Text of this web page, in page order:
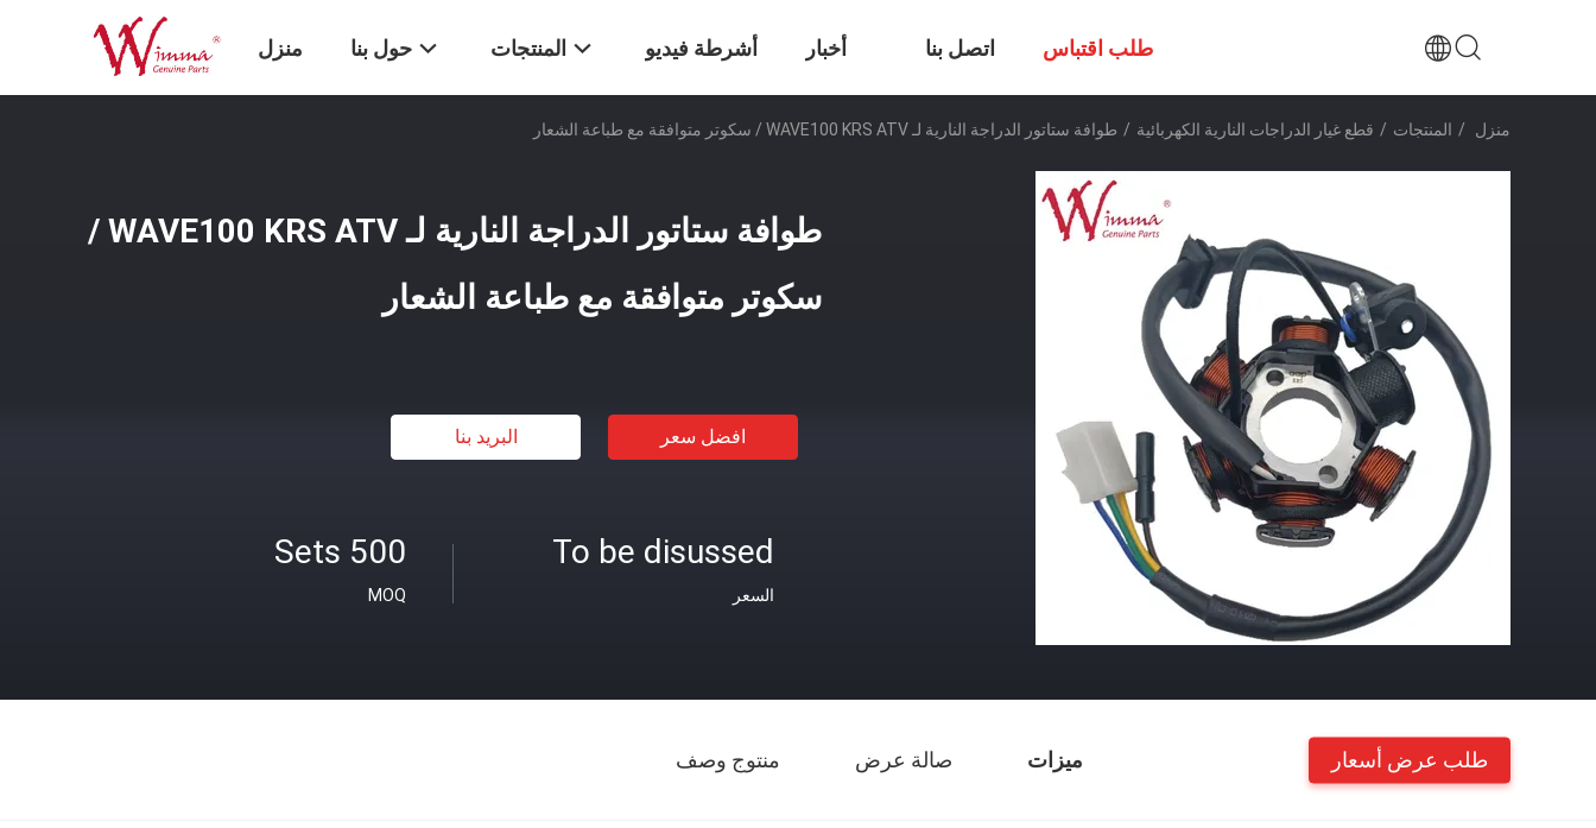
منزل حول بنا المنتجات أشرطة فيديو أخبار اتصل بنا طلب اقتباس
منزل / المنتجات / قطع غيار الدراجات النارية الكهربائية / طوافة ستاتور الدراجة النارية لـ WAVE100 KRS ATV / سكوتر متوافقة مع طباعة الشعار
طوافة ستاتور الدراجة النارية لـ WAVE100 KRS ATV /
سكوتر متوافقة مع طباعة الشعار
افضل سعر البريد بنا
500 Sets
MOQ
To be disussed
السعر
ميزات صالة عرض منتوج وصف طلب عرض أسعار